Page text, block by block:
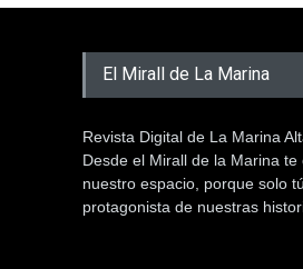
El Mirall de La Marina
Revista Digital de La Marina
Desde el Mirall de la Marina te
nuestro espacio, porque solo
protagonista de nuestras